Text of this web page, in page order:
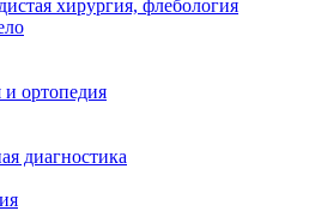
хирургия, флебология
и ортопедия
диагностика